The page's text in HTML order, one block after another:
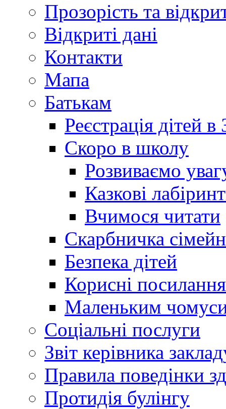
Прозорість та
Відкриті дані
Контакти
Мапа
Батькам
Реєстрація дітей
Скоро в школу
Розвиваємо
Казкові
Вчимося читати
Скарбничка
Безпека дітей
Корисні посилання
Маленьким
Соціальні послуги
Звіт керівника
Правила поведінки
Протидія булінгу